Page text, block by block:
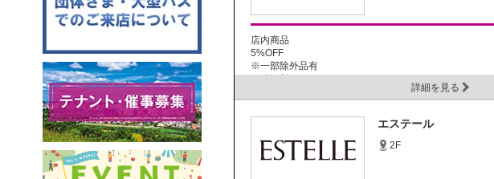
店内商品
5%OFF
※一部除外品有
詳細を見る
エステール
2F